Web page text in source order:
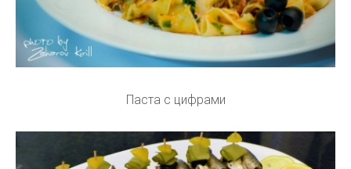
Паста с цифрами